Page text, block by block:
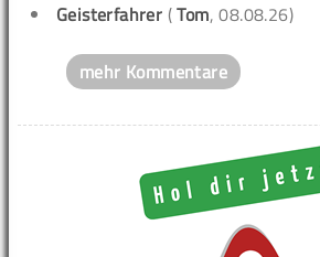
Geisterfahrer (Tom, 08.08.26)
mehr Kommentare